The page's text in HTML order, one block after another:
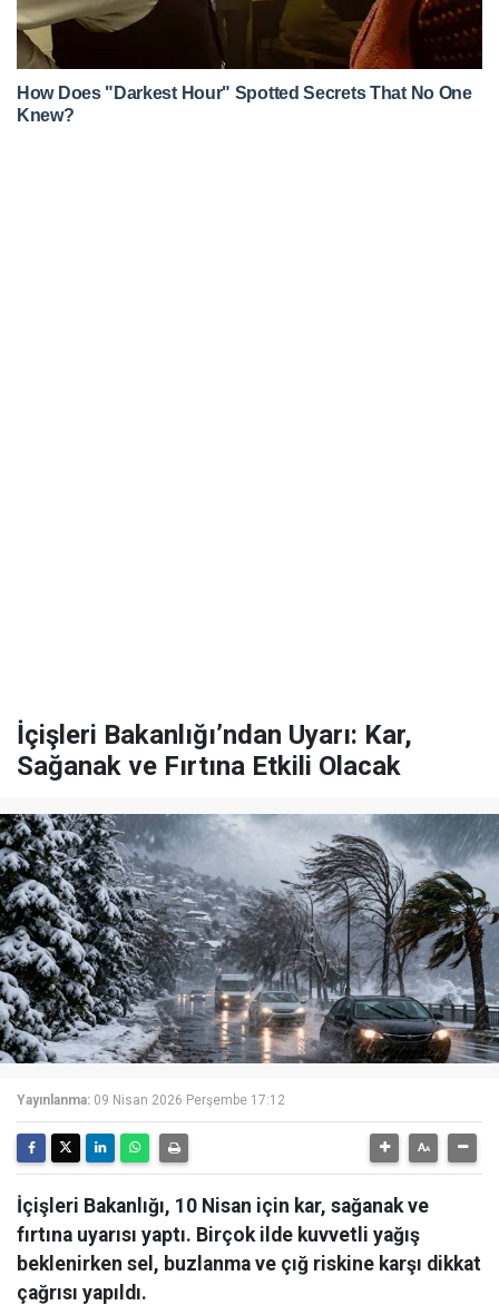
İçişleri Bakanlığı’ndan Uyarı: Kar,
Sağanak ve Fırtına Etkili Olacak
Yayınlanma: 09 Nisan 2026 Perşembe 17:12
İçişleri Bakanlığı, 10 Nisan için kar, sağanak ve
fırtına uyarısı yaptı. Birçok ilde kuvvetli yağış
beklenirken sel, buzlanma ve çığ riskine karşı dikkat
çağrısı yapıldı.